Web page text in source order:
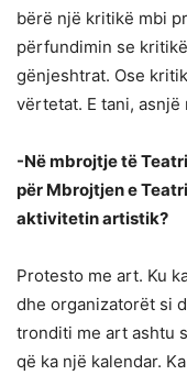
bërë një kritikë mbi
përfundimin se
gënjeshtrat. Ose
vërtetat. E tani, asnjë
-Në mbrojtje të
për Mbrojtjen e
aktivitetin artistik?
Protesto me art. Ku
dhe organizatorët si
tronditi me art ashtu
që ka një kalendar.